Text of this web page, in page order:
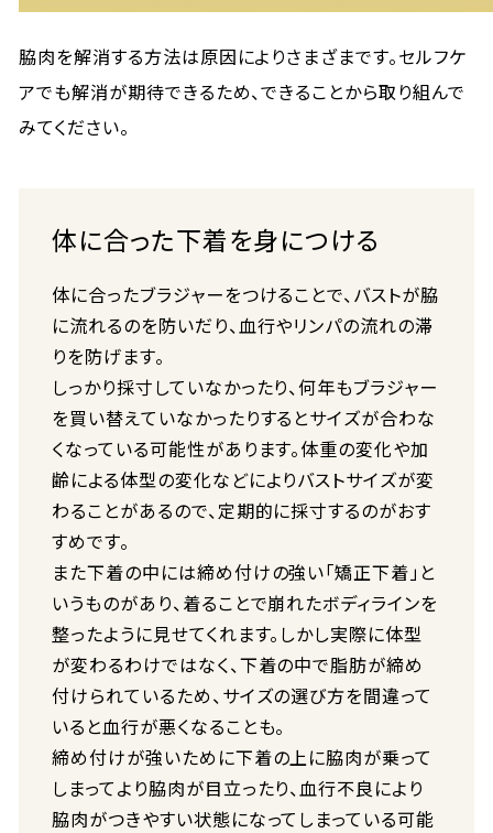
脇肉を解消する方法は原因によりさまざまです。セルフケ
アでも解消が期待できるため、できることから取り組んで
みてください。
体に合った下着を身につける
体に合ったブラジャーをつけることで、バストが脇
に流れるのを防いだり、血行やリンパの流れの滞
りを防げます。
しっかり採寸していなかったり、何年もブラジャー
を買い替えていなかったりするとサイズが合わな
くなっている可能性があります。体重の変化や加
齢による体型の変化などによりバストサイズが変
わることがあるので、定期的に採寸するのがおす
すめです。
また下着の中には締め付けの強い「矯正下着」と
いうものがあり、着ることで崩れたボディラインを
整ったように見せてくれます。しかし実際に体型
が変わるわけではなく、下着の中で脂肪が締め
付けられているため、サイズの選び方を間違って
いると血行が悪くなることも。
締め付けが強いために下着の上に脇肉が乗って
しまってより脇肉が目立ったり、血行不良により
脇肉がつきやすい状態になってしまっている可能